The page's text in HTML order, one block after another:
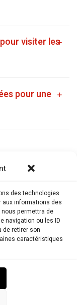
des technologies
informations des
permettra de
navigation ou les ID
de retirer son
caractéristiques
visiter les
pour une
réservés.